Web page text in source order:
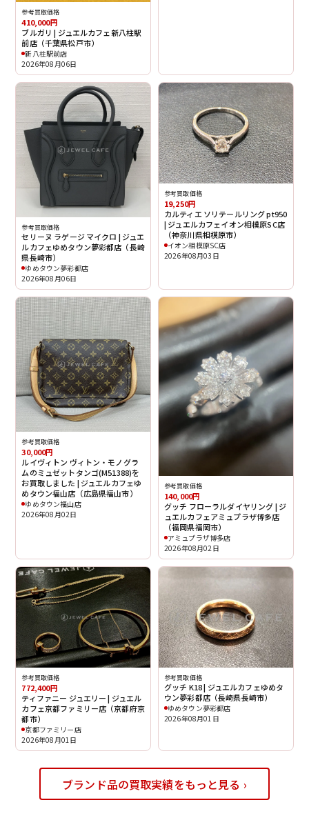
参考買取価格
410,000円
ブルガリ | ジュエルカフェ新八柱駅
前店（千葉県松戸市）
新八柱駅前店
2026年08月06日
参考買取価格
セリーヌ ラゲージ マイクロ | ジュエ
ルカフェゆめタウン夢彩都店（長崎
県長崎市）
ゆめタウン夢彩都店
2026年08月06日
参考買取価格
19,250円
カルティエ ソリテールリング pt950
| ジュエルカフェイオン相模原SC店
（神奈川県相模原市）
イオン相模原SC店
2026年08月03日
参考買取価格
30,000円
ルイヴィトン ヴィトン・モノグラ
ムのミュゼットタンゴ(M51388)を
お買取しました | ジュエルカフェゆ
めタウン福山店（広島県福山市）
ゆめタウン福山店
2026年08月02日
参考買取価格
140,000円
グッチ フローラルダイヤリング | ジ
ュエルカフェアミュプラザ博多店
（福岡県福岡市）
アミュプラザ博多店
2026年08月02日
参考買取価格
772,400円
ティファニー ジュエリー | ジュエル
カフェ京都ファミリー店（京都府京
都市）
京都ファミリー店
2026年08月01日
参考買取価格
グッチ K18 | ジュエルカフェゆめタ
ウン夢彩都店（長崎県長崎市）
ゆめタウン夢彩都店
2026年08月01日
ブランド品の買取実績をもっと見る ›